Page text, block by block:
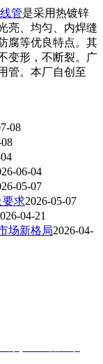
管是采用热镀锌
亮、均匀、内焊缝
腐等优良特点。其
变形，不断裂。广
管。本厂自创至
08
06-04
05-07
要求2026-05-07
04-21
场新格局2026-04-